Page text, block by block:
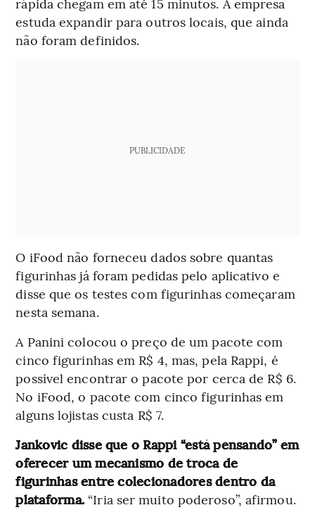
estuda expandir para outros locais, que ainda
não foram definidos.
PUBLICIDADE
O iFood não forneceu dados sobre quantas
figurinhas já foram pedidas pelo aplicativo e
disse que os testes com figurinhas começaram
nesta semana.
A Panini colocou o preço de um pacote com
cinco figurinhas em R$ 4, mas, pela Rappi, é
possível encontrar o pacote por cerca de R$ 6.
No iFood, o pacote com cinco figurinhas em
alguns lojistas custa R$ 7.
Jankovic disse que o Rappi “está pensando” em
oferecer um mecanismo de troca de
figurinhas entre colecionadores dentro da
plataforma.“Iria ser muito poderoso”, afirmou.